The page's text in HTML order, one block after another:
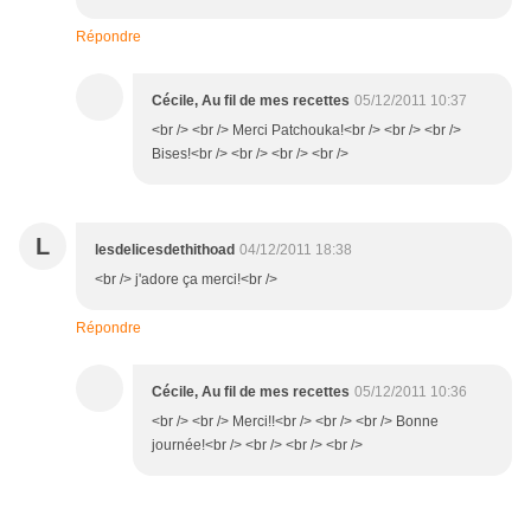
Répondre
Cécile, Au fil de mes recettes 05/12/2011 10:37
<br /> <br /> Merci Patchouka!<br /> <br /> <br />
Bises!<br /> <br /> <br /> <br />
L lesdelicesdethithoad 04/12/2011 18:38
<br /> j'adore ça merci!<br />
Répondre
Cécile, Au fil de mes recettes 05/12/2011 10:36
<br /> <br /> Merci!!<br /> <br /> <br /> Bonne
journée!<br /> <br /> <br /> <br />